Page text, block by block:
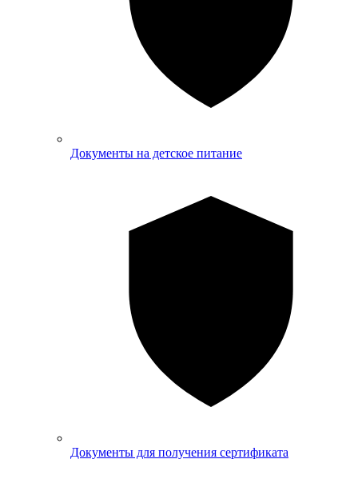
Документы на детское питание
Документы для получения сертификата